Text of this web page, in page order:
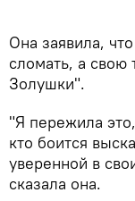
Она заявила,
сломать, а свою
Золушки".
"Я пережила
кто боится
уверенной в
сказала она.